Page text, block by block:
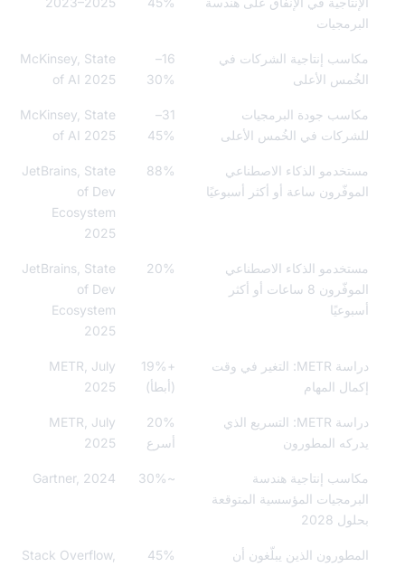
إنتاجية الشركات في
الأعلى
McKinsey, State
of AI 2025
جودة البرمجيات
في الخُمس الأعلى
45%
McKinsey, State
of AI 2025
الذكاء الاصطناعي
ساعة أو أكثر أسبوعيًا
JetBrains, State
Ecosystem
الذكاء الاصطناعي
الموفّرون 8 ساعات أو أكثر
JetBrains, State
Ecosystem
دراسة METR: التغير في وقت
المهام
+19%
METR, July
2025
دراسة METR: التسريع الذي
المطورون
20%
METR, July
2025
إنتاجية هندسة
المؤسسية المتوقعة
Gartner, 2024
الذين يبلّغون أن
Stack Overflow,